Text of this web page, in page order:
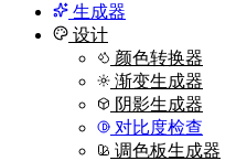
生成器
设计
颜色转换器
渐变生成器
阴影生成器
对比度检查
调色板生成器